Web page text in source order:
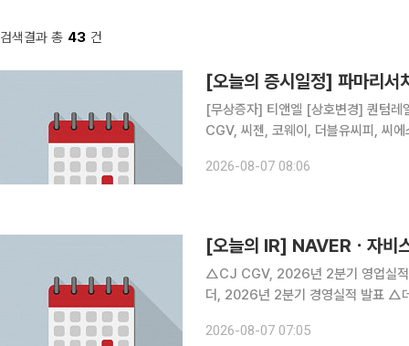
검색결과 총 43 건
[오늘의 증시일정] 파마리서
[무상증자] 티앤엘 [상호변경] 퀀텀레일 [결산실적공시 예정] 산일전기, 파마리서치, 메쎄이상, CJ
CGV, 씨젠, 코웨이, 더블유씨피, 씨
섬유, 모비데이즈, 아이비젼웍스, 누
2026-08-07 08:06
[오늘의 IR] NAVERㆍ자비
△CJ CGV, 2026년 2분기 영업실
더, 2026년 2분기 경영실적 발표 △
Corporate day 참가 △현대지에프
2026-08-07 07:05